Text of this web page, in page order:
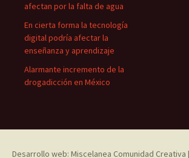
afectan por la falta de agua
En cierta forma la tecnología
digital podría afectar la
enseñanza y aprendizaje
Alarmante incremento de la
drogadicción en México
Desarrollo web: Miscelanea Comunidad Creativa